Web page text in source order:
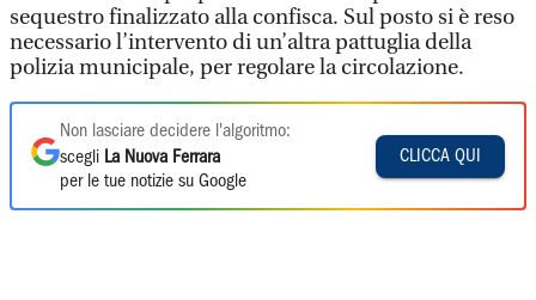
sequestro finalizzato alla confisca. Sul posto si è reso
necessario l’intervento di un’altra pattuglia della
polizia municipale, per regolare la circolazione.
Non lasciare decidere l'algoritmo:
scegli La Nuova Ferrara
per le tue notizie su Google
CLICCA QUI